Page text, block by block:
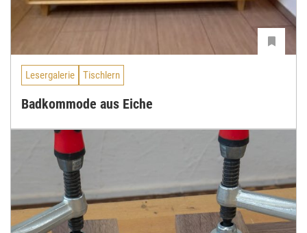
Lesergalerie Tischlern
Badkommode aus Eiche